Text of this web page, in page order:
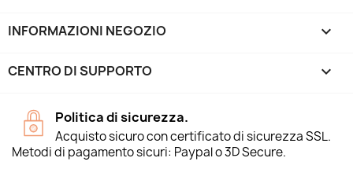
INFORMAZIONI NEGOZIO keyboard_arrow_down
CENTRO DI SUPPORTO 
Politica di sicurezza.
Acquisto sicuro con certificato di sicurezza SSL.
Metodi di pagamento sicuri: Paypal o 3D Secure.